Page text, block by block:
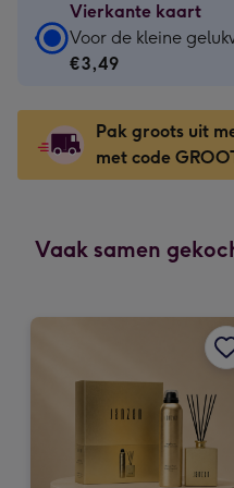
Vierkante kaart
Vierkante
kaart
€3,49
-
Voor
gelukwens
130
130
Voor de kleine
€3,49
Pak groots uit
met code
Vaak samen